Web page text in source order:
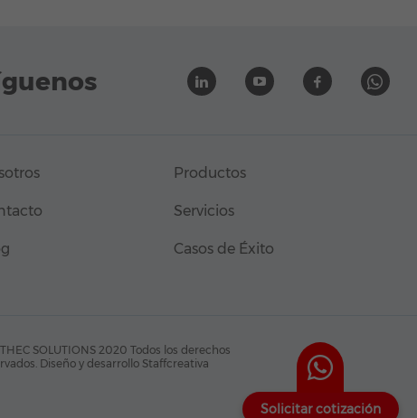
Productos
Servicios
Casos de Éxito
SOLUTIONS 2020 Todos los derechos
Diseño y desarrollo Staffcreativa
Solicitar cotización